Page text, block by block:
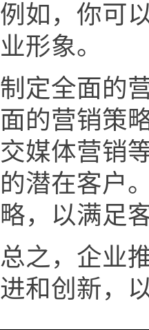
例如，你可
业形象。
制定全面的
面的营销策
交媒体营销
的潜在客户
略，以满足
总之，企业
进和创新，